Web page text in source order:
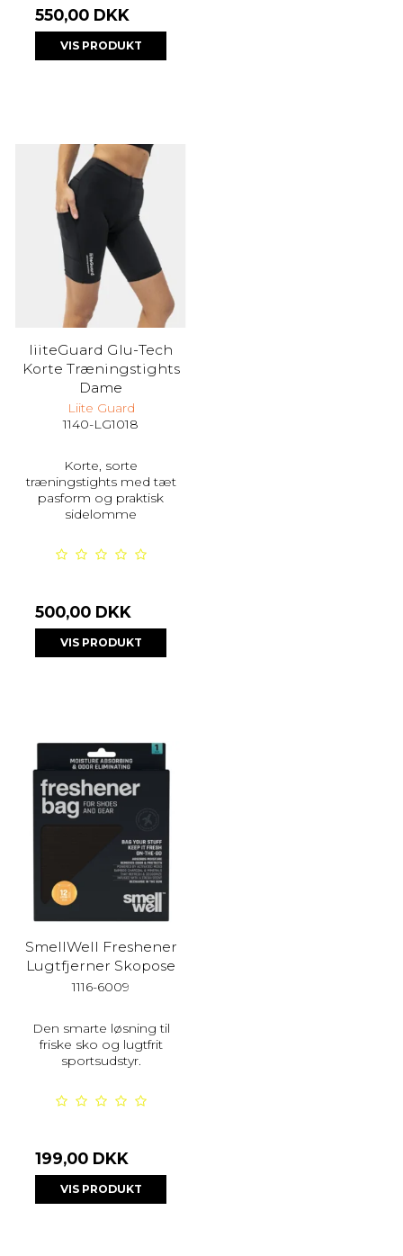
550,00 DKK
VIS PRODUKT
liiteGuard Glu-Tech
Korte Træningstights
Dame
Liite Guard
1140-LG1018
Korte, sorte
træningstights med tæt
pasform og praktisk
sidelomme
500,00 DKK
VIS PRODUKT
SmellWell Freshener
Lugtfjerner Skopose
1116-6009
Den smarte løsning til
friske sko og lugtfrit
sportsudstyr.
199,00 DKK
VIS PRODUKT